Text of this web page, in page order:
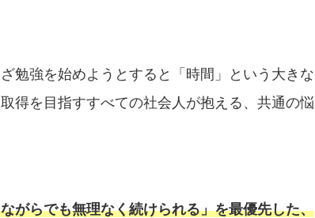
勉強を始めようとすると「時間」という大きな
得を目指すすべての社会人が抱える、共通の悩
がらでも無理なく続けられる」を最優先した、